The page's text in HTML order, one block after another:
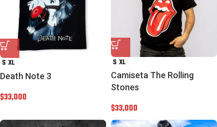
S XL
Death Note 3
$33,000
S XL
Camiseta The Rolling
Stones
$33,000